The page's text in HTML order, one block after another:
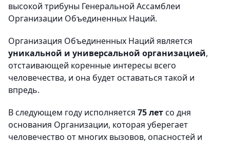
высокой трибуны Генеральной Ассамблеи
Организации Объединенных Наций.
Организация Объединенных Наций является
уникальной и универсальной организацией,
отстаивающей коренные интересы всего
человечества, и она будет оставаться такой и
впредь.
В следующем году исполняется 75 летсо дня
основания Организации, которая уберегает
человечество от многих вызовов, опасностей и